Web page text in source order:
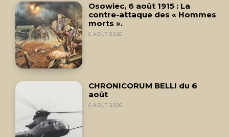
Osowiec, 6 août 1915 : La
contre-attaque des « Hommes
morts ».
6 AOÛT 2026
CHRONICORUM BELLI du 6
août
6 AOÛT 2026